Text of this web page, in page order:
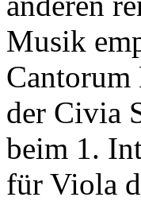
Musik
der Civia
beim 1.
für Viola